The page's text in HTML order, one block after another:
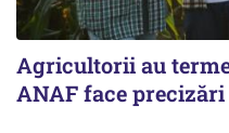
Agricultorii au
ANAF face precizări